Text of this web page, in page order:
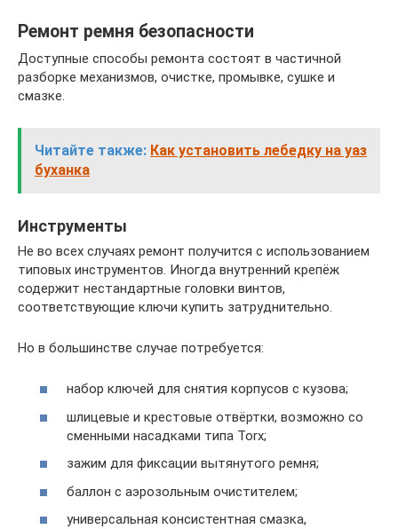
Ремонт ремня безопасности
Доступные способы ремонта состоят в частичной
разборке механизмов, очистке, промывке, сушке и
смазке.
Читайте также: Как установить лебедку на уаз
буханка
Инструменты
Не во всех случаях ремонт получится с использованием
типовых инструментов. Иногда внутренний крепёж
содержит нестандартные головки винтов,
соответствующие ключи купить затруднительно.
Но в большинстве случае потребуется:
набор ключей для снятия корпусов с кузова;
шлицевые и крестовые отвёртки, возможно со
сменными насадками типа Torx;
зажим для фиксации вытянутого ремня;
баллон с аэрозольным очистителем;
универсальная консистентная смазка,